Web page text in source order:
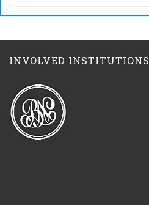
INVOLVED INSTITUTIONS